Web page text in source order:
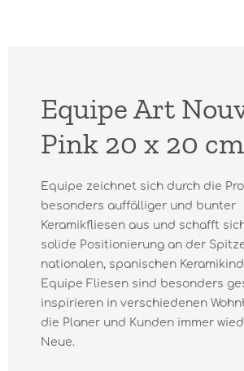
Equipe Art
Pink 20 x 20 cm
Equipe zeichnet sich durch die
besonders auffälliger und bunter
Keramikfliesen aus und schafft
solide Positionierung an der
nationalen, spanischen
Equipe Fliesen sind besonders
inspirieren in verschiedenen
die Planer und Kunden immer
Neue.